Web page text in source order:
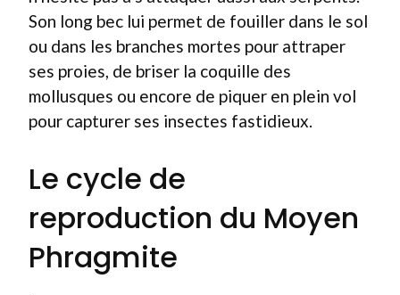
Son long bec lui permet de fouiller dans le sol
ou dans les branches mortes pour attraper
ses proies, de briser la coquille des
mollusques ou encore de piquer en plein vol
pour capturer ses insectes fastidieux.
Le cycle de
reproduction du Moyen
Phragmite